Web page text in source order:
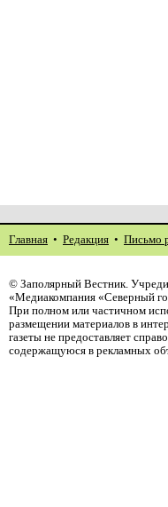
Главная • Редакция • Письмо
© Заполярный Вестник.
«Медиакомпания «Северный
При полном или частичном
размещении материалов в
газеты не предоставляет
содержащуюся в рекламных